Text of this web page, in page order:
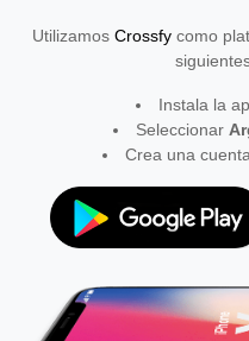
Utilizamos Crossfycomo
Instala la
Seleccionar
Crea una